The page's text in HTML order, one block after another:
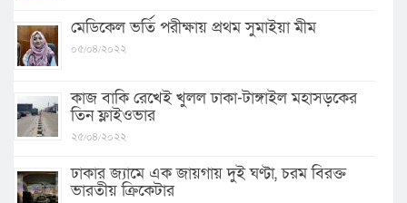
মেডিকেল ভর্তি পরীক্ষায় প্রথম সুমাইয়া মীম
০৫/০৪/২০২২
কাজ বাকি রেখেই খুলল ঢাকা-টাঙ্গাইল মহাসড়কের
তিন ফ্লাইওভার
২৫/০৪/২০২২
ঢাকার জ্যামে এক জায়গায় দুই ঘণ্টা, চরম বিরক্ত
ভারতীয় ক্রিকেটার